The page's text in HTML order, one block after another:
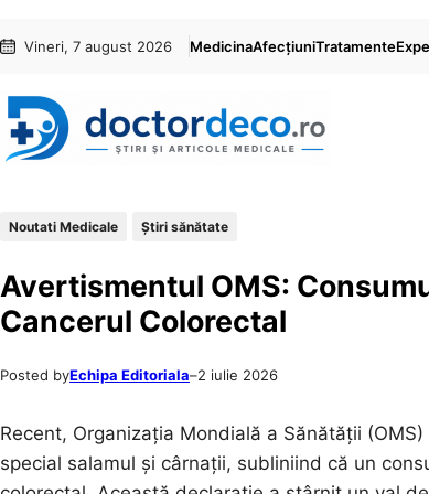
conținut
content
Vineri, 7 august 2026 MedicinaAfecțiuniTratamente
Noutati Medicale Ştiri sănătate
Avertismentul OMS:
Cancerul Colorectal
Posted byEchipa Editoriala–2 iulie 2026
Recent, Organizația Mondială a Sănătății
special salamul și cârnații, subliniind că un